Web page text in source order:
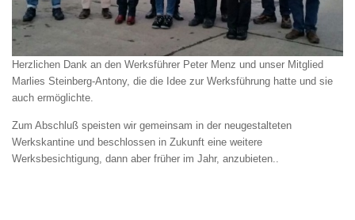
Herzlichen Dank an den Werksführer Peter Menz und unser Mitglied
Marlies Steinberg-Antony, die die Idee zur Werksführung hatte und sie
auch ermöglichte.
Zum Abschluß speisten wir gemeinsam in der neugestalteten
Werkskantine und beschlossen in Zukunft eine weitere
Werksbesichtigung, dann aber früher im Jahr, anzubieten..